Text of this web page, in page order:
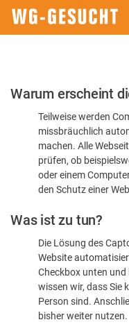
Bitte
dass
sind
Warum erscheint
Teilweise werden
missbräuchlich
machen. Alle
prüfen, ob
oder einem
den Schutz einer
Was ist zu tun?
Die Lösung des
Website
Checkbox unten und
wissen wir, dass Sie
Person sind.
bisher weiter nutzen.